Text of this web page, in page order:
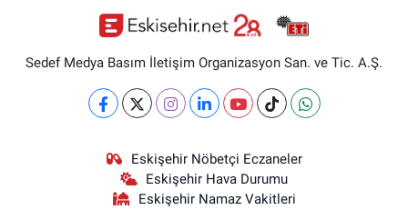
Sedef Medya Basım İletişim Organizasyon San. ve Tic. A.Ş.
Eskişehir Nöbetçi Eczaneler
Eskişehir Hava Durumu
Eskişehir Namaz Vakitleri